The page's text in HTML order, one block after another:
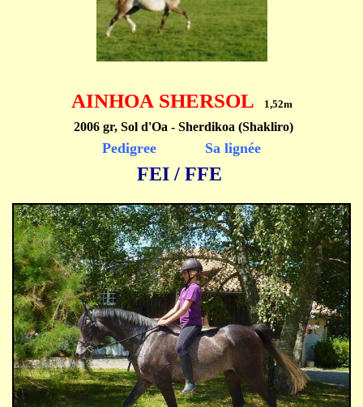
AINHOA SHERSOL 1,52m
2006 gr, Sol d'Oa - Sherdikoa (Shakliro)
Pedigree Sa lignée
FEI / FFE